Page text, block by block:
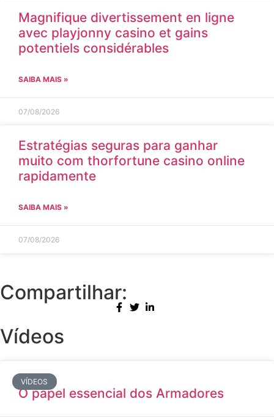
Magnifique divertissement en ligne
avec playjonny casino et gains
potentiels considérables
SAIBA MAIS »
07/08/2026
Estratégias seguras para ganhar
muito com thorfortune casino online
rapidamente
SAIBA MAIS »
07/08/2026
Compartilhar:
Vídeos
VÍDEOS
O papel essencial dos Armadores